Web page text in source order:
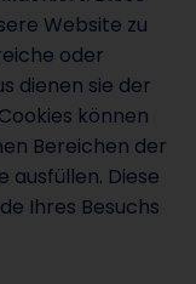
Website zu
oder
dienen sie der
können
Bereichen der
ausfüllen. Diese
Ihres Besuchs